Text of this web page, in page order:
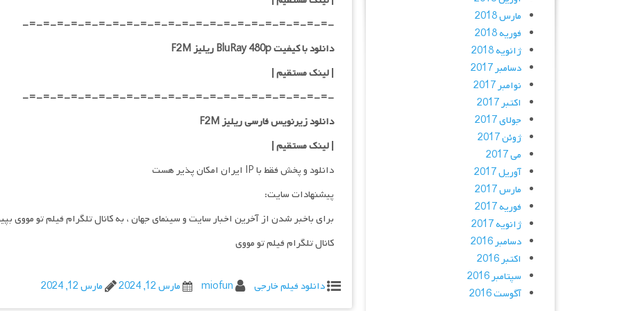
-=-=-=-=-=-=-=-=-=-=-=-=-=-=-=-=-=-=-=-=-=-=-
دانلود با کیفیت BluRay 480p ریلیز F2M
| لینک مستقیم|
-=-=-=-=-=-=-=-=-=-=-=-=-=-=-=-=-=-=-=-=-=-=-
دانلود زیرنویس فارسی ریلیز F2M
| لینک مستقیم|
دانلود و پخش فقط با IP ایران امکان پذیر هست
پیشنهادات سایت:
برای باخبر شدن از آخرین اخبار سایت و سینمای جهان ، به کانال تلگرام فیلم تو مووی
کانال تلگرام فیلم تو مووی
دانلود فیلم خارجی miofun مارس 12, 2024 مارس 12, 2024
مارس 2018
فوریه 2018
ژانویه 2018
دسامبر 2017
نوامبر 2017
اکتبر 2017
جولای 2017
ژوئن 2017
می 2017
آوریل 2017
مارس 2017
فوریه 2017
ژانویه 2017
دسامبر 2016
اکتبر 2016
سپتامبر 2016
آگوست 2016